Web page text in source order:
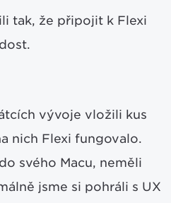
tak, že připojit k Flexi
vývoje vložili kus
nich Flexi fungovalo.
svého Macu, neměli
jsme si pohráli s UX